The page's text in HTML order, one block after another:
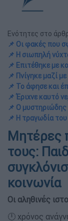
Ενότητες στο
📌 Οι φακές που
📌 Η σιωπηλή
📌 Επιτέθηκε με
📌 Πνίγηκε μαζί
📌 Το άφησε και
📌 Έριχνε καυτό
📌 Ο
📌 Η τραγωδία
Μητέρες
τους:
κοινωνία
Οι αληθινές
🕛 χρόνος